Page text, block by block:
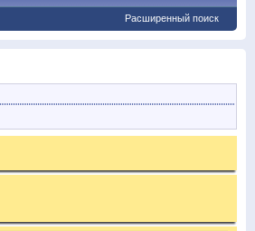
Расширенный поиск